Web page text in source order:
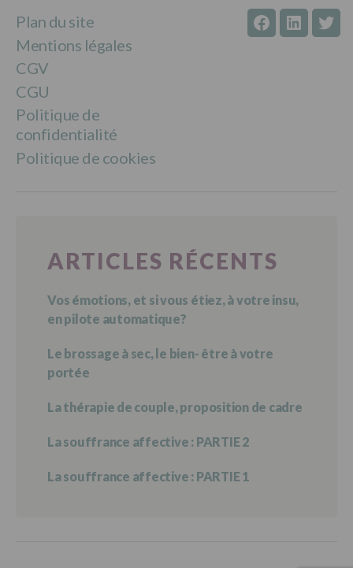
Plan du site
Mentions légales
CGV
CGU
Politique de
confidentialité
Politique de cookies
facebooklinkedin
ARTICLES RÉCENTS
Vos émotions, et si vous étiez, à votre insu,
en pilote automatique?
Le brossage à sec, le bien- être à votre
portée
La thérapie de couple, proposition de cadre
La souffrance affective : PARTIE 2
La souffrance affective : PARTIE 1